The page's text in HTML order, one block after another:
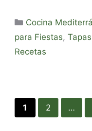
Categorías
Cocina
para Fiestas,
Recetas
Página
1 Página
2 …